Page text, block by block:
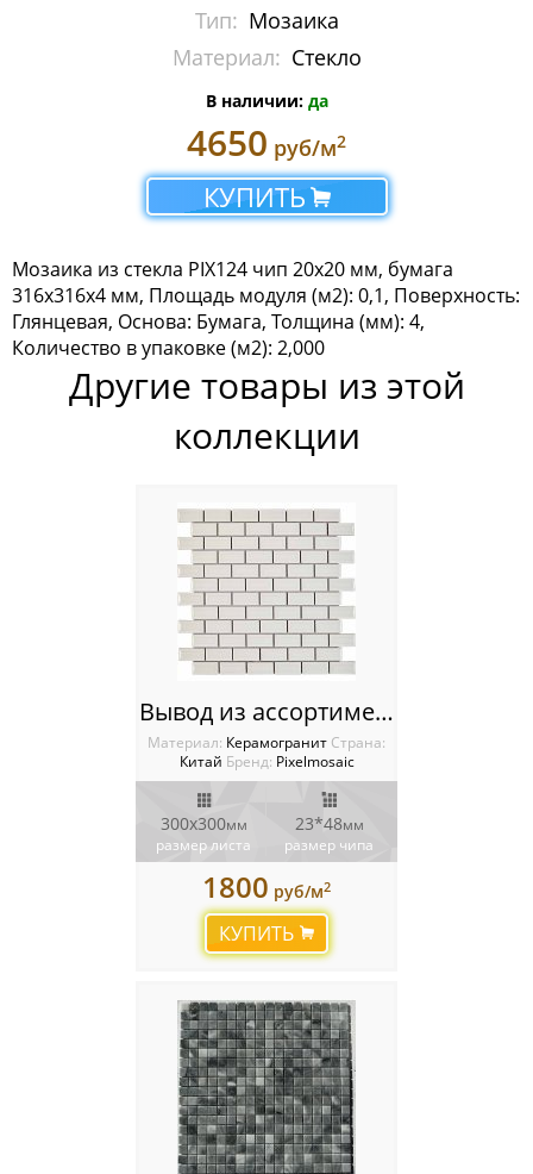
Мозаика NSmosaic
Мозаика Orro Mosaic
Мозаика Rose Mosaic
Мозаика Sekitei
Мозаика Starmosaic
Мозаика Tonomosaic
Мозаика Опера Декора
Россия
Тип: Мозаика
Материал: Стекло
В наличии: да
4650 руб/м2
КУПИТЬ
Мозаика из стекла PIX124 чип 20x20 мм, бумага
316х316х4 мм, Площадь модуля (м2): 0,1, Поверхность:
Глянцевая, Основа: Бумага, Толщина (мм): 4,
Количество в упаковке (м2): 2,000
Другие товары из этой
коллекции
Вывод из ассортимента PIX600 из керамогранита, чип 23х48 мм, сетка 300х300х7 мм
Материал: Керамогранит Cтрана:
Китай Бренд: Pixelmosaic
300х300мм
размер листа
23*48мм
размер чипа
1800 руб/м2
КУПИТЬ